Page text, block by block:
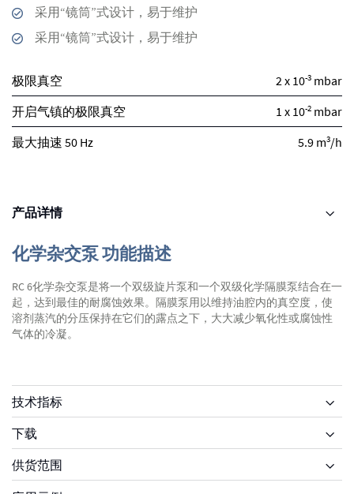
采用“镜筒”式设计，易于维护
采用“镜筒”式设计，易于维护
极限真空 2 x 10-3 mbar
开启气镇的极限真空
1 x 10-2 mbar
最大抽速 50 Hz
5.9 m3/h
产品详情
化学杂交泵 功能描述
RC 6化学杂交泵是将一个双级旋片泵和一个双级化学隔膜泵结合在一
起，达到最佳的耐腐蚀效果。隔膜泵用以维持油腔内的真空度，使
溶剂蒸汽的分压保持在它们的露点之下，大大减少氧化性或腐蚀性
气体的冷凝。
技术指标
下载
供货范围